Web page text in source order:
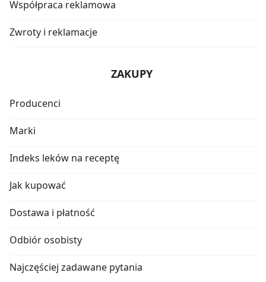
Współpraca reklamowa
Zwroty i reklamacje
ZAKUPY
Producenci
Marki
Indeks leków na receptę
Jak kupować
Dostawa i płatność
Odbiór osobisty
Najczęściej zadawane pytania